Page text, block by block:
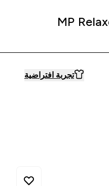
MP
تجربة افتراضية